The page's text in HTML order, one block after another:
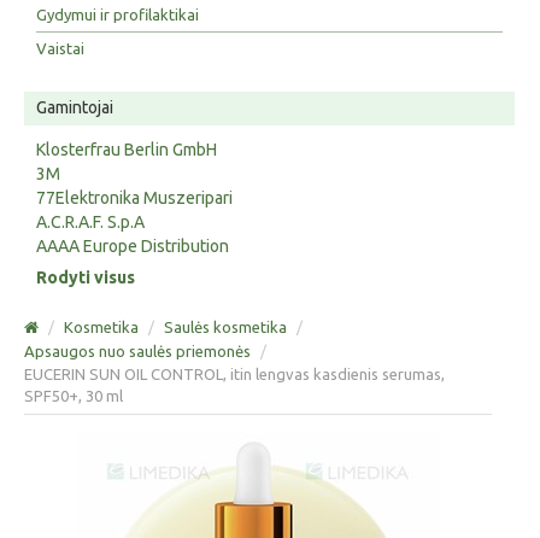
Gydymui ir profilaktikai
Vaistai
Gamintojai
Klosterfrau Berlin GmbH
3M
77Elektronika Muszeripari
A.C.R.A.F. S.p.A
AAAA Europe Distribution
Rodyti visus
/ Kosmetika / Saulės kosmetika
/
Apsaugos nuo saulės priemonės
/
EUCERIN SUN OIL CONTROL, itin lengvas kasdienis serumas,
SPF50+, 30 ml